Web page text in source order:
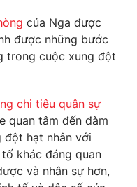
của Nga được
được những bước
trong cuộc xung đột
chi tiêu quân sự
quan tâm đến đàm
đột hạt nhân với
khác đáng quan
và nhân sự hơn,